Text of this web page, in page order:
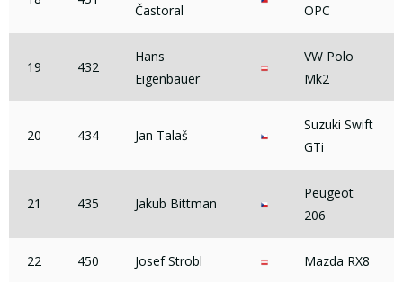
Častoral OPC
19 432
Hans
Eigenbauer
VW Polo
Mk2
20 434 Jan Talaš
Suzuki Swift
GTi
21 435 Jakub Bittman
Peugeot
206
22 450 Josef Strobl Mazda RX8